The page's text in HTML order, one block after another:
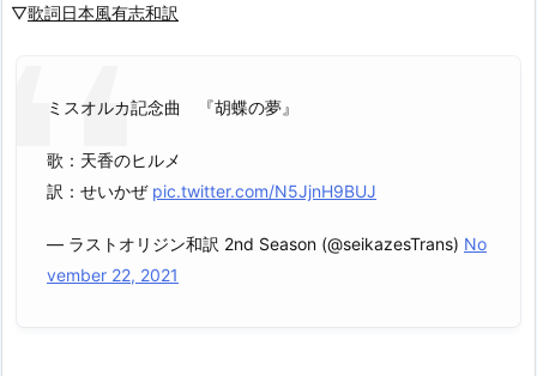
▽歌詞日本風有志和訳
ミスオルカ記念曲 『胡蝶の夢』
歌：天香のヒルメ
訳：せいかぜ pic.twitter.com/N5JjnH9BUJ
— ラストオリジン和訳 2nd Season (@seikazesTrans) No
vember 22, 2021